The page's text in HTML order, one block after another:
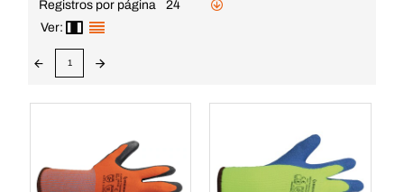
Registros por página
24
Ver:
1